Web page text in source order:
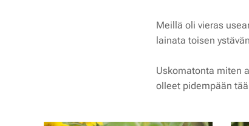
Meillä oli vieras
lainata toisen
Uskomatonta miten
olleet pidempään